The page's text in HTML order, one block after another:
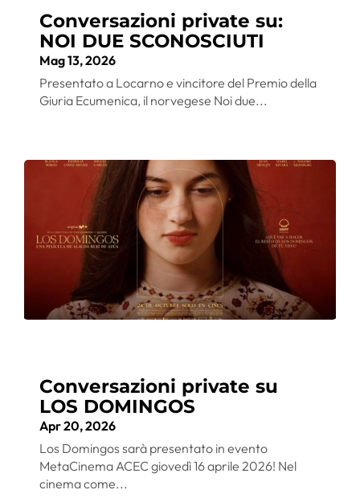
Conversazioni private su:
NOI DUE SCONOSCIUTI
Mag 13, 2026
Presentato a Locarno e vincitore del Premio della
Giuria Ecumenica, il norvegese Noi due...
Conversazioni private su
LOS DOMINGOS
Apr 20, 2026
Los Domingos sarà presentato in evento
MetaCinema ACEC giovedì 16 aprile 2026! Nel
cinema come...